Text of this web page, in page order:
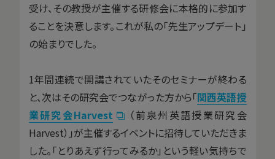
受け、その教授が主催する研修会に本格的に参加す
ることを決意します。これが私の「先生アップデート」
の始まりでした。
1年間連続で開講されていたそのセミナーが終わる
と、次はその研究会でつながった方から「関西英語授
業研究会Harvest
（前泉州英語授業研究会
Harvest）」が主催するイベントに招待していただきま
した。「とりあえず行ってみるか」という軽い気持ちで